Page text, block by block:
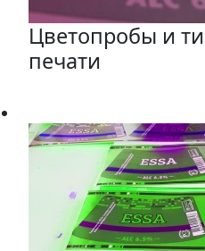
Цветопробы и
печати